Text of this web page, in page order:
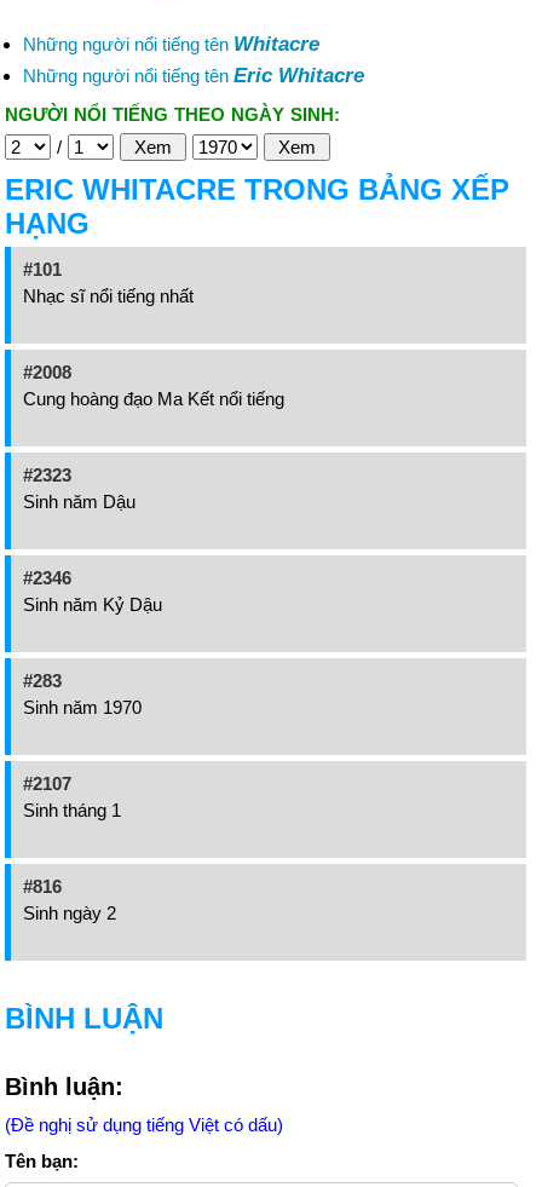
Những người nổi tiếng tên Whitacre
Những người nổi tiếng tên Eric Whitacre
NGƯỜI NỔI TIẾNG THEO NGÀY SINH:
/
ERIC WHITACRE TRONG BẢNG XẾP
HẠNG
#101
Nhạc sĩ nổi tiếng nhất
#2008
Cung hoàng đạo Ma Kết nổi tiếng
#2323
Sinh năm Dậu
#2346
Sinh năm Kỷ Dậu
#283
Sinh năm 1970
#2107
Sinh tháng 1
#816
Sinh ngày 2
BÌNH LUẬN
Bình luận:
(Đề nghị sử dụng tiếng Việt có dấu)
Tên bạn: